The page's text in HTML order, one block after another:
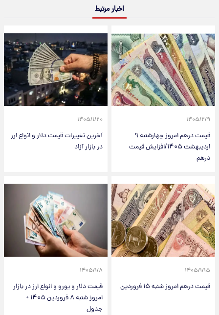
اخبار مرتبط
۱۴۰۵/۲/۹
قیمت درهم امروز چهارشنبه ۹
اردیبهشت ۱۴۰۵/افزایش قیمت
درهم
۱۴۰۵/۱/۲۰
آخرین تغییرات قیمت دلار و انواع ارز
در بازار آزاد
۱۴۰۵/۱/۱۵
قیمت درهم امروز شنبه ۱۵ فروردین
۱۴۰۵/۱/۸
قیمت دلار و یورو و انواع ارز در بازار
امروز شنبه ۸ فروردین ۱۴۰۵ +
جدول